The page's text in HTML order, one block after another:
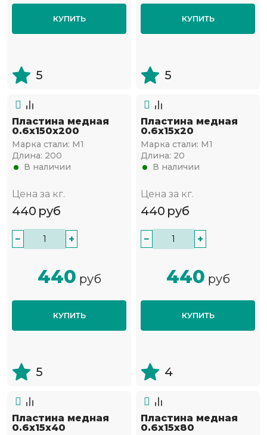
КУПИТЬ
5
КУПИТЬ
5
Пластина медная
0.6х150х200
Марка стали: М1
Длина: 200
В наличии
Цена за кг.
440 руб
− +
440 руб
КУПИТЬ
5
Пластина медная
0.6х15х20
Марка стали: М1
Длина: 20
В наличии
Цена за кг.
440 руб
− +
440 руб
КУПИТЬ
4
Пластина медная
0.6х15х40
Пластина медная
0.6х15х80